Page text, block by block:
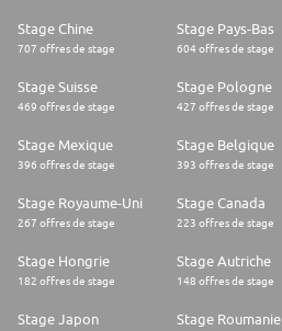
Stage Chine
707 offres de stage
Stage Pays-Bas
604 offres de stage
Stage Suisse
469 offres de stage
Stage Pologne
427 offres de stage
Stage Mexique
396 offres de stage
Stage Belgique
393 offres de stage
Stage Royaume-Uni
267 offres de stage
Stage Canada
223 offres de stage
Stage Hongrie
182 offres de stage
Stage Autriche
148 offres de stage
Stage Japon Stage Roumanie